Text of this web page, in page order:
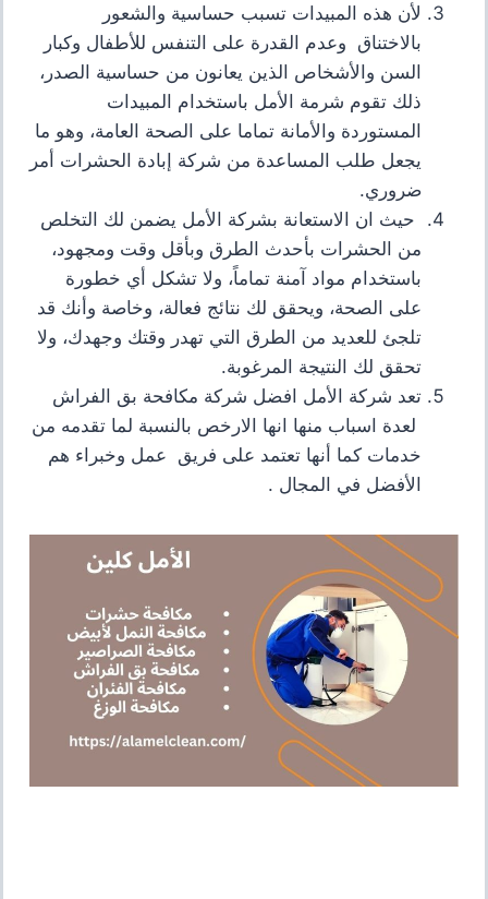
لأن هذه المبيدات تسبب حساسية والشعور
بالاختناق وعدم القدرة على التنفس للأطفال وكبار
السن والأشخاص الذين يعانون من حساسية الصدر،
ذلك تقوم شرمة الأمل باستخدام المبيدات
المستوردة والأمانة تماما على الصحة العامة، وهو ما
يجعل طلب المساعدة من شركة إبادة الحشرات أمر
ضروري.
حيث ان الاستعانة بشركة الأمل يضمن لك التخلص
من الحشرات بأحدث الطرق وبأقل وقت ومجهود،
باستخدام مواد آمنة تماماً، ولا تشكل أي خطورة
على الصحة، ويحقق لك نتائج فعالة، وخاصة وأنك قد
تلجئ للعديد من الطرق التي تهدر وقتك وجهدك، ولا
تحقق لك النتيجة المرغوبة.
تعد شركة الأمل افضل شركة مكافحة بق الفراش
لعدة اسباب منها انها الارخص بالنسبة لما تقدمه من
خدمات كما أنها تعتمد على فريق عمل وخبراء هم
الأفضل في المجال .